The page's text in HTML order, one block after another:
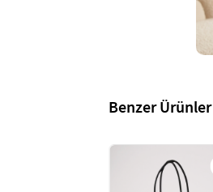
Benzer Ürünler